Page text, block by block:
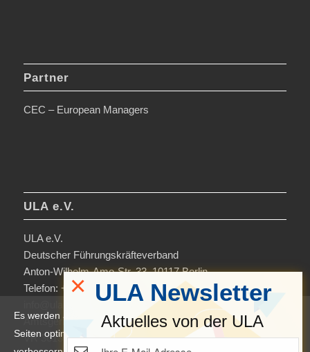
Partner
CEC – European Managers
ULA e.V.
ULA e.V.
Deutscher Führungskräfteverband
Anton-Wilhelm-Amo-Str. 33, 10117 Berlin
Telefon: +49 30-306963-0
Amtsgericht Charlottenburg
VR 36138 B
Es werden auf dieser Website Cookies verwendet, um die
Seiten optimiert darzustellen und das Nutzererlebnis zu
ULA Newsletter
Aktuelles von der ULA
×